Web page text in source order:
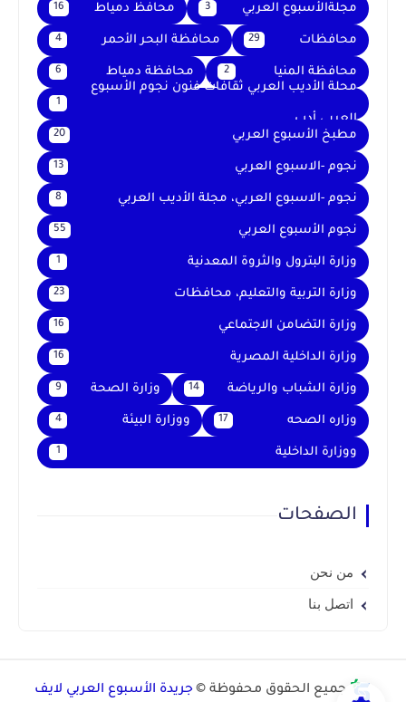
مجلةالأسبوع العربي 3 محافظ دمياط 16
محافظات 29 محافظة البحر الأحمر 4
محافظة المنيا 2 محافظة دمياط 6
محلة الأديب العربي ثقافات فنون نجوم الأسبوع
العربي أدب
1
مطبخ الأسبوع العربي 20
نجوم -الاسبوع العربي 13
نجوم -الاسبوع العربي، مجلة الأديب العربي 8
نجوم الأسبوع العربي 55
وزارة البترول والثروة المعدنية 1
وزارة التربية والتعليم، محافظات 23
وزارة التضامن الاجتماعي 16
وزارة الداخلية المصرية 16
وزارة الشباب والرياضة 14 وزارة الصحة 9
وزاره الصحه 17 ووزارة البيئة 4
ووزارة الداخلية 1
الصفحات
من نحن
اتصل بنا
جميع الحقوق محفوظة ©جريدة الأسبوع العربي لايف